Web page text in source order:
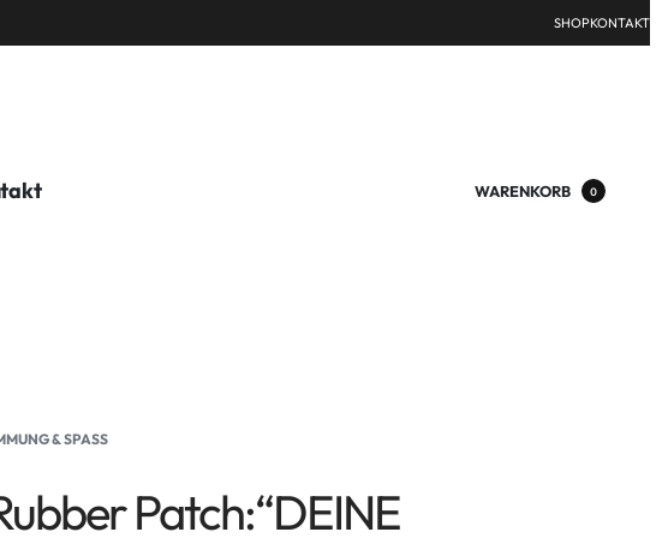
SHOPKONTAKT
WARENKORB 0
& SPASS
Patch:“DEINE